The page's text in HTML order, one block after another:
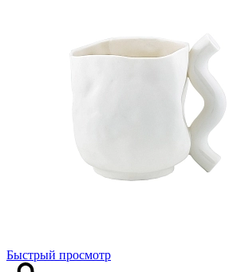
Быстрый просмотр